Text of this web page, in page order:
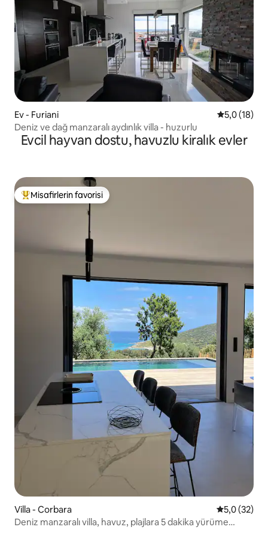
Ev - Furiani 55,0 (18)
Deniz ve dağ manzaralı aydınlık villa - huzurlu
Evcil hayvan dostu, havuzlu kiralık evler
Misafirlerin favorilerinden en beğenilenler arasında
Misafirlerin favorisi
Villa - Corbara 5 üzerinden
5,0 (32)
Deniz manzaralı villa, havuz, plajlara 5 dakika yürüme